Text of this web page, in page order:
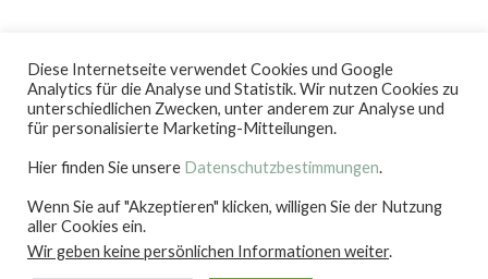
BYWORDPRESS
| THEME: ELMASTUDIO
| ICONS: FLATICON
IMKIS
Diese Internetseite verwendet Cookies und Google
Analytics für die Analyse und Statistik. Wir nutzen Cookies zu
unterschiedlichen Zwecken, unter anderem zur Analyse und
für personalisierte Marketing-Mitteilungen.
Hier finden Sie unsere Datenschutzbestimmungen.
Wenn Sie auf "Akzeptieren" klicken, willigen Sie der Nutzung
aller Cookies ein.
Wir geben keine persönlichen Informationen weiter.